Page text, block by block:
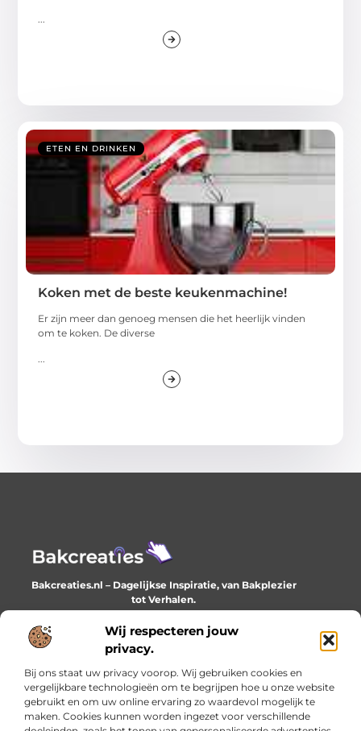
Wij respecteren jouw
privacy.
Bij ons staat uw privacy voorop. Wij gebruiken cookies en
vergelijkbare technologieën om te begrijpen hoe u onze website
gebruikt en om uw online ervaring zo waardevol mogelijk te
maken. Cookies kunnen worden ingezet voor verschillende
ETEN EN DRINKEN
Koken met de beste keukenmachine!
Er zijn meer dan genoeg mensen die het heerlijk vinden
om te koken. De diverse
...
Bakcreaties.nl – Dagelijkse Inspiratie, van Bakplezier
tot Verhalen.
Ontdek unieke en creatieve verhalen die je elke dag
verrijken en inspireren.